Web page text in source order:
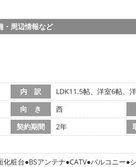
・周辺情報など
内 訳
LDK11.5帖、洋室6帖、
向 き 西
契約期間 2年
化粧台 BSアンテナ CATV バルコニー